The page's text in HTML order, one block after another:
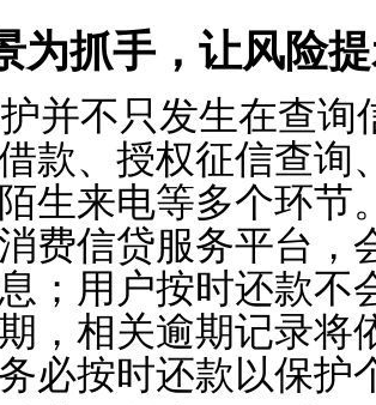
为抓手，让风险
并不只发生在查询
款、授权征信查询
生来电等多个环节
费信贷服务平台，
；用户按时还款不
，相关逾期记录将
必按时还款以保护